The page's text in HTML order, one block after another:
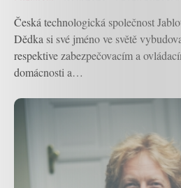
Česká technologická společnost
Dědka si své jméno ve světě
respektive zabezpečovacím a
domácnosti a…